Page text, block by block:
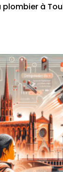
plombier à